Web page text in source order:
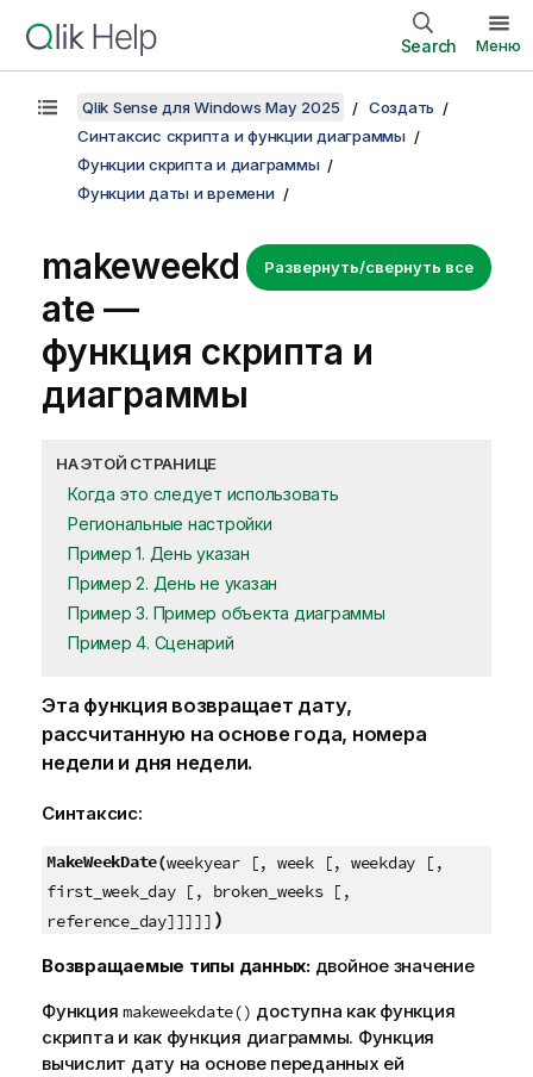
Search Меню
Qlik Sense для Windows May 2025
Создать
Синтаксис скрипта и функции диаграммы
Функции скрипта и диаграммы
Функции даты и времени
Развернуть/свернуть все
makeweekd
ate —
функция скриптa и
диаграммы
НА ЭТОЙ СТРАНИЦЕ
Когда это следует использовать
Региональные настройки
Пример 1. День указан
Пример 2. День не указан
Пример 3. Пример объекта диаграммы
Пример 4. Сценарий
Эта функция возвращает дату,
рассчитанную на основе года, номера
недели и дня недели.
Синтаксис:
MakeWeekDate(weekyear [, week [, weekday [,
first_week_day [, broken_weeks [,
reference_day]]]]] )
Возвращаемые типы данных: двойное значение
Функция makeweekdate() доступна как функция
скрипта и как функция диаграммы. Функция
вычислит дату на основе переданных ей